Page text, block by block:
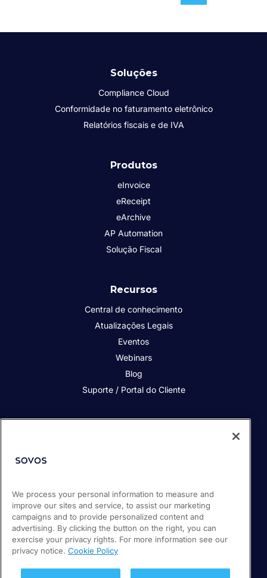
Soluções
Compliance Cloud
Conformidade no faturamento eletrônico
Relatórios fiscais e de IVA
Produtos
eInvoice
eReceipt
eArchive
AP Automation
Solução Fiscal
Recursos
Central de conhecimento
Atualizações Legais
Eventos
Webinars
Blog
Suporte / Portal do Cliente
Sala de Imprensa
Carreiras
© 2026 Sovos Compliance, LLC.
Política de privacidade
We process your personal information to measure and
improve our sites and service, to assist our marketing
campaigns and to provide personalized content and
advertising. By clicking the button on the right, you can
exercise your privacy rights. For more information see our
privacy notice. Cookie Policy